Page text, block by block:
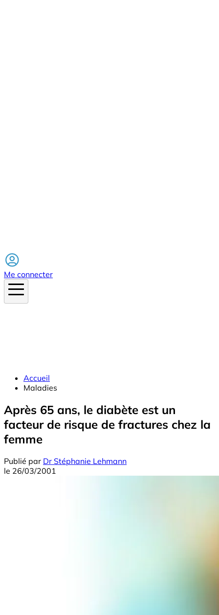
Me connecter
Accueil
Maladies
Après 65 ans, le diabète est un
facteur de risque de fractures chez la
femme
Publié par Dr Stéphanie Lehmann
le 26/03/2001